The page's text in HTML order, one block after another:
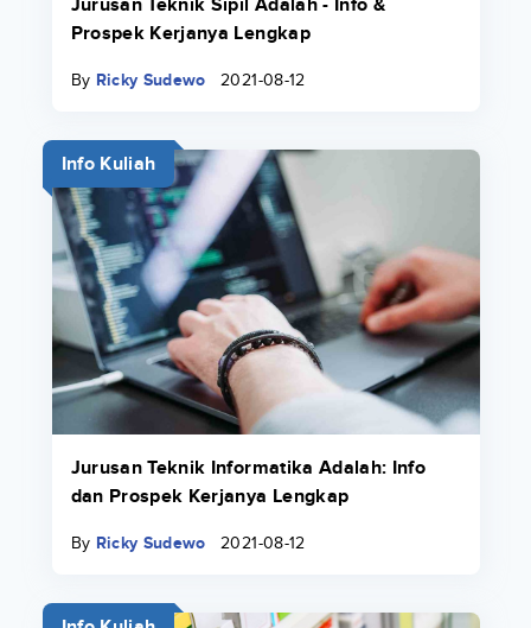
Prospek Kerjanya Lengkap
By Ricky Sudewo 2021-08-12
Info Kuliah
Jurusan Teknik Informatika Adalah: Info
dan Prospek Kerjanya Lengkap
By Ricky Sudewo 2021-08-12